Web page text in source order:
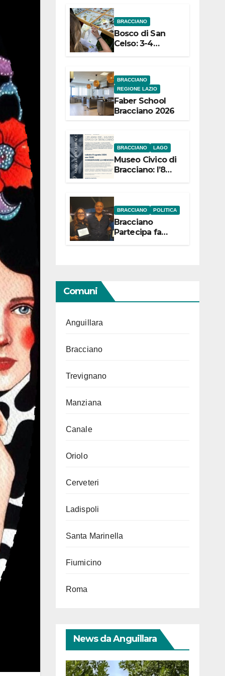
dell’Etruria
Meridionale
BRACCIANO
Bosco di San
Celso: 3-4
settembre
Festival “Storie
in cielo e in
terra”
BRACCIANO
REGIONE LAZIO
Faber School
Bracciano 2026
BRACCIANO LAGO
Museo Civico di
Bracciano: l’8
“Conservare la
memoria”
BRACCIANO POLITICA
Bracciano
Partecipa fa
centro con due
Comuni
Anguillara
Bracciano
Trevignano
Manziana
Canale
Oriolo
Cerveteri
Ladispoli
Santa Marinella
Fiumicino
Roma
News da Anguillara